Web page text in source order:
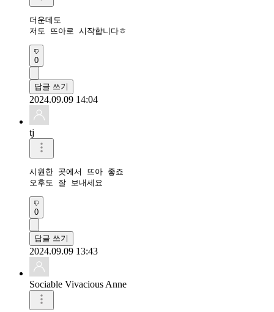
더운데도
저도 뜨아로 시작합니다ㅎ
0
답글 쓰기
2024.09.09 14:04
tj
시원한 곳에서 뜨아 좋죠
오후도 잘 보내세요
0
답글 쓰기
2024.09.09 13:43
Sociable Vivacious Anne